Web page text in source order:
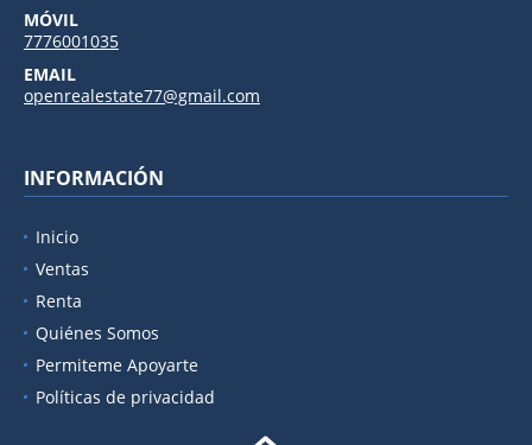
MÓVIL
7776001035
EMAIL
openrealestate77@gmail.com
INFORMACIÓN
Inicio
Ventas
Renta
Quiénes Somos
Permiteme Apoyarte
Políticas de privacidad